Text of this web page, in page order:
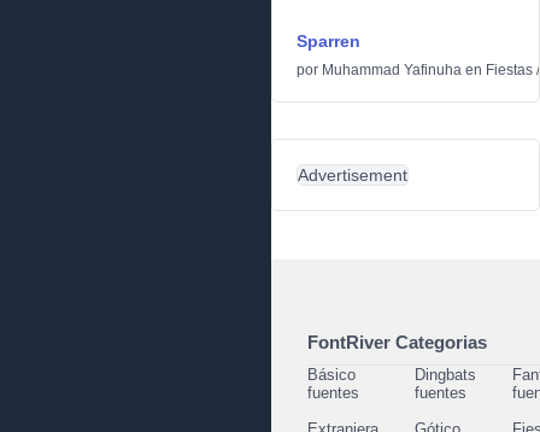
Sparren
por Muhammad Yafinuha en Fiestas
Advertisement
FontRiver Categorias
Básico
fuentes
Dingbats
fuentes